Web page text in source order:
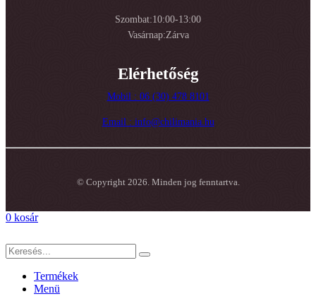
Szombat:10:00-13:00
Vasárnap:Zárva
Elérhetőség
Mobil : 06 (30) 478 8101
Email : info@chilimania.hu
© Copyright 2026. Minden jog fenntartva.
0 kosár
Termékek
Menü